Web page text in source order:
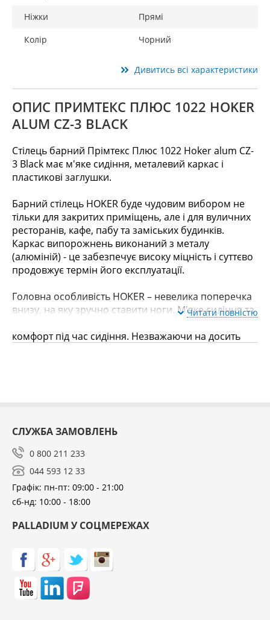
Ніжки
Прямі
Колір
Чорний
Дивитись всі характеристики
ОПИС ПРИМТЕКС ПЛЮС 1022 HOKER
ALUM CZ-3 BLACK
Стілець барний Прімтекс Плюс 1022 Hoker alum CZ-
3 Black має м'яке сидіння, металевий каркас і
пластикові заглушки.
Барний стілець HOKER буде чудовим вибором не
тільки для закритих приміщень, але і для вуличних
ресторанів, кафе, пабу та заміських будинків.
Каркас випорожнень виконаний з металу
(алюміній) - це забезпечує високу міцність і суттєво
продовжує термін його експлуатації.
Головна особливість HOKER – невелика поперечка
внизу, на яку зручно ставити ноги. М'яке сидіння та
комфорт під час сидіння. Незважаючи на досить
Завдяки сучасному, лаконічному дизайну стілець
кафе, бару, ресторану, пабу.
Читати повністю
СЛУЖБА ЗАМОВЛЕНЬ
0 800 211 233
044 593 12 33
Графік: пн-пт: 09:00 - 21:00
сб-нд: 10:00 - 18:00
PALLADIUM У СОЦМЕРЕЖАХ